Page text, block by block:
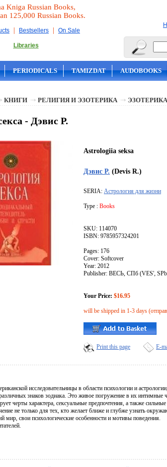
Kniga Russian Books,
125,000 Russian Books.
| Bestsellers | On Sale
Libraries
PERIODICALS TAMIZDAT AUDOBOOKS
КНИГИ РЕЛИГИЯ И ЭЗОТЕРИКА
- Дэвис Р.
Astrologiia seksa
Дэвис Р. (Devis R.)
SERIA: Астрология для жизни
Type : Books
SKU: 114070
ISBN: 9785957324201
Pages: 176
Cover: Softcover
Year: 2012
Publisher: ВЕСЬ, СПб (VES',
Your Price: $16.95
will be shipped in 1-3 days
Print this page E-
исследовательницы в области психологии и
знаков зодиака. Это живое погружение в их
черты характера, сексуальные предпочтения, а также
не только для тех, кто желает ближе и глубже узнать
мир, свои психологические особенности и мотивы поведения.